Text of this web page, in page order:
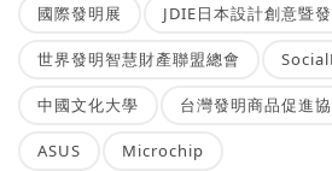
國際發明展 JDIE日本設計創意暨
世界發明智慧財產聯盟總會
中國文化大學 台灣發明商品促進
ASUS Microchip